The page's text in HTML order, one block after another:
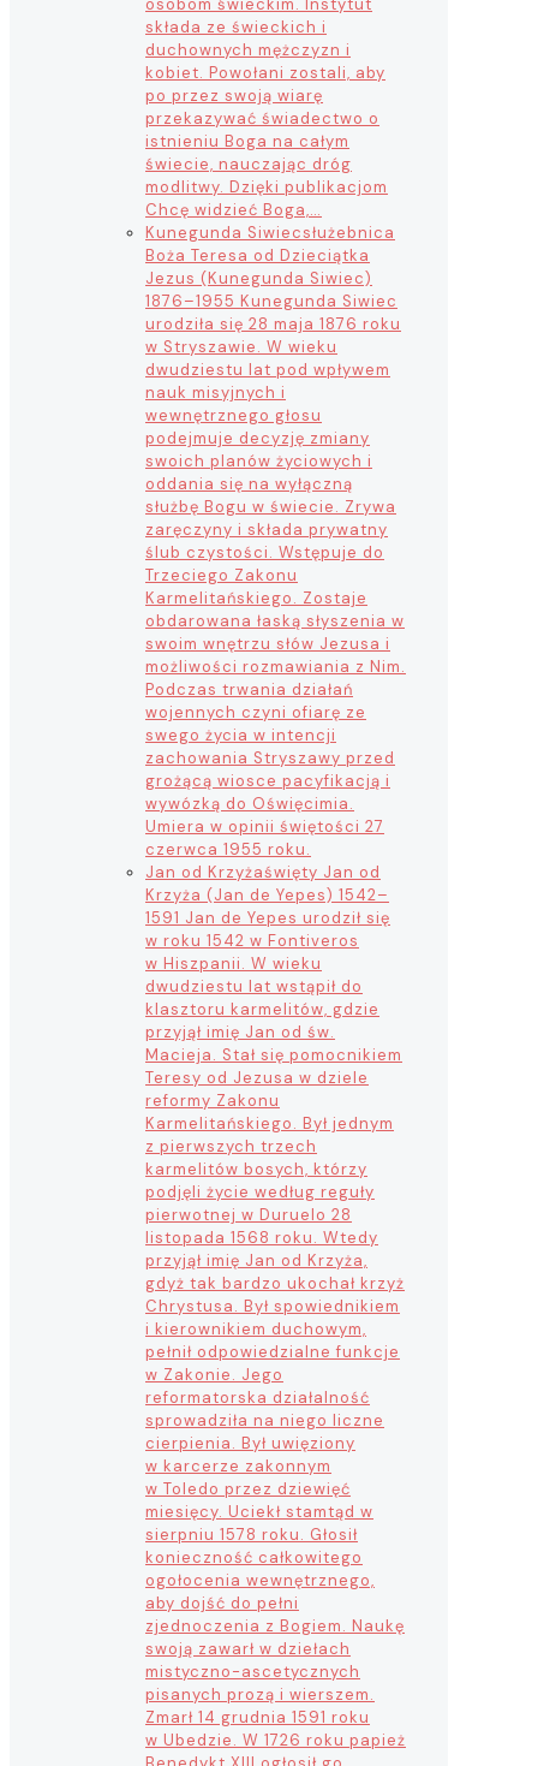
składa ze świeckich i
duchownych mężczyzn i
kobiet. Powołani zostali, aby
po przez swoją wiarę
przekazywać świadectwo o
istnieniu Boga na całym
świecie, nauczając dróg
modlitwy. Dzięki publikacjom
Chcę widzieć Boga,…
Kunegunda Siwiecsłużebnica
Boża Teresa od Dzieciątka
Jezus (Kunegunda Siwiec)
1876–1955 Kunegunda Siwiec
urodziła się 28 maja 1876 roku
w Stryszawie. W wieku
dwudziestu lat pod wpływem
nauk misyjnych i
wewnętrznego głosu
podejmuje decyzję zmiany
swoich planów życiowych i
oddania się na wyłączną
służbę Bogu w świecie. Zrywa
zaręczyny i składa prywatny
ślub czystości. Wstępuje do
Trzeciego Zakonu
Karmelitańskiego. Zostaje
obdarowana łaską słyszenia w
swoim wnętrzu słów Jezusa i
możliwości rozmawiania z Nim.
Podczas trwania działań
wojennych czyni ofiarę ze
swego życia w intencji
zachowania Stryszawy przed
grożącą wiosce pacyfikacją i
wywózką do Oświęcimia.
Umiera w opinii świętości 27
czerwca 1955 roku.
Jan od Krzyżaświęty Jan od
Krzyża (Jan de Yepes) 1542–
1591 Jan de Yepes urodził się
w roku 1542 w Fontiveros
w Hiszpanii. W wieku
dwudziestu lat wstąpił do
klasztoru karmelitów, gdzie
przyjął imię Jan od św.
Macieja. Stał się pomocnikiem
Teresy od Jezusa w dziele
reformy Zakonu
Karmelitańskiego. Był jednym
z pierwszych trzech
karmelitów bosych, którzy
podjęli życie według reguły
pierwotnej w Duruelo 28
listopada 1568 roku. Wtedy
przyjął imię Jan od Krzyża,
gdyż tak bardzo ukochał krzyż
Chrystusa. Był spowiednikiem
i kierownikiem duchowym,
pełnił odpowiedzialne funkcje
w Zakonie. Jego
reformatorska działalność
sprowadziła na niego liczne
cierpienia. Był uwięziony
w karcerze zakonnym
w Toledo przez dziewięć
miesięcy. Uciekł stamtąd w
sierpniu 1578 roku. Głosił
konieczność całkowitego
ogołocenia wewnętrznego,
aby dojść do pełni
zjednoczenia z Bogiem. Naukę
swoją zawarł w dziełach
mistyczno-ascetycznych
pisanych prozą i wierszem.
Zmarł 14 grudnia 1591 roku
w Ubedzie. W 1726 roku papież